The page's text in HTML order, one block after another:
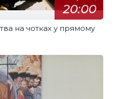
20:00
на чотках у прямому